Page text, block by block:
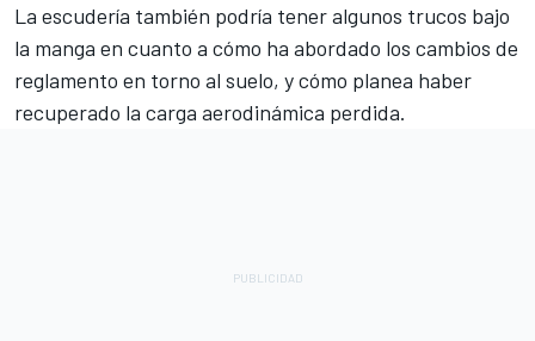
La escudería también podría tener algunos trucos bajo
la manga en cuanto a cómo ha abordado los cambios de
reglamento en torno al suelo, y cómo planea haber
recuperado la carga aerodinámica perdida.